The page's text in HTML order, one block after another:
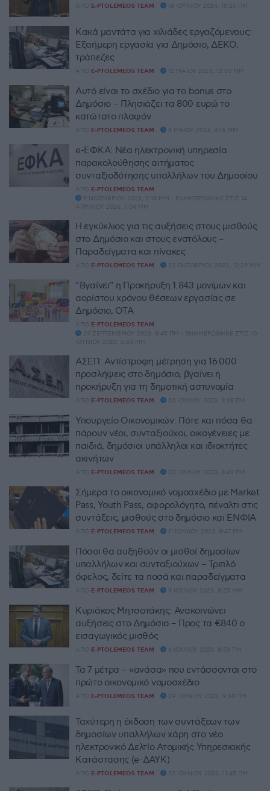
ΑΠΌ E-PTOLEMEOS TEAM 18 ΙΟΥΝΊΟΥ 2024, 10:25 ΠΜ
Κακά μαντάτα για χιλιάδες εργαζόμενους:
Εξαήμερη εργασία για Δημόσιο, ΔΕΚΟ,
τράπεζες
ΑΠΌ E-PTOLEMEOS TEAM 12 ΜΑΪ́ΟΥ 2024, 12:50 ΜΜ
Αυτό είναι το σχέδιο για το bonus στο
Δημόσιο – Πλησιάζει τα 800 ευρώ το
κατώτατο πλαφόν
ΑΠΌ E-PTOLEMEOS TEAM 8 ΜΑΪ́ΟΥ 2024, 4:16 ΜΜ
e-ΕΦΚΑ: Νέα ηλεκτρονική υπηρεσία
παρακολούθησης αιτήματος
συνταξιοδότησης υπαλλήλων του Δημοσίου
ΑΠΌ E-PTOLEMEOS TEAM
9 ΝΟΕΜΒΡΊΟΥ 2023, 2:18 ΜΜ - ΕΝΗΜΕΡΏΘΗΚΕ ΣΤΙΣ 14
ΑΠΡΙΛΊΟΥ 2026, 7:04 ΜΜ
Η εγκύκλιος για τις αυξήσεις στους μισθούς
στο Δημόσιο και στους ενστόλους –
Παραδείγματα και πίνακες
ΑΠΌ E-PTOLEMEOS TEAM 22 ΟΚΤΩΒΡΊΟΥ 2023, 12:29 ΜΜ
“Βγαίνει” η Προκήρυξη 1.843 μονίμων και
αορίστου χρόνου θέσεων εργασίας σε
Δημόσιο, ΟΤΑ
ΑΠΌ E-PTOLEMEOS TEAM
29 ΣΕΠΤΕΜΒΡΊΟΥ 2023, 8:45 ΠΜ - ΕΝΗΜΕΡΏΘΗΚΕ ΣΤΙΣ 10
ΙΟΥΝΊΟΥ 2025, 6:53 ΜΜ
ΑΣΕΠ: Αντίστροφη μέτρηση για 16.000
προσλήψεις στο δημόσιο, βγαίνει η
προκήρυξη για τη δημοτική αστυνομία
ΑΠΌ E-PTOLEMEOS TEAM 20 ΙΟΥΛΊΟΥ 2023, 9:28 ΠΜ
Υπουργείο Οικονομικών: Πότε και πόσα θα
πάρουν νέοι, συνταξιούχοι, οικογένειες με
παιδιά, δημόσιοι υπάλληλοι και ιδιοκτήτες
ακινήτων
ΑΠΌ E-PTOLEMEOS TEAM 20 ΙΟΥΛΊΟΥ 2023, 8:49 ΠΜ
Σήμερα το οικονομικό νομοσχέδιο με Market
Pass, Youth Pass, αφορολόγητο, πέναλτι στις
συντάξεις, μισθούς στο δημόσιο και ΕΝΦΙΑ
ΑΠΌ E-PTOLEMEOS TEAM 11 ΙΟΥΛΊΟΥ 2023, 8:47 ΠΜ
Πόσοι θα αυξηθούν οι μισθοί δημοσίων
υπαλλήλων και συνταξιούχων – Τριπλό
όφελος, δείτε τα ποσά και παραδείγματα
ΑΠΌ E-PTOLEMEOS TEAM 9 ΙΟΥΛΊΟΥ 2023, 8:25 ΜΜ
Κυριάκος Μητσοτάκης: Ανακοινώνει
αυξήσεις στο Δημόσιο – Προς τα €840 ο
εισαγωγικός μισθός
ΑΠΌ E-PTOLEMEOS TEAM 6 ΙΟΥΛΊΟΥ 2023, 8:53 ΠΜ
Τα 7 μέτρα – «ανάσα» που εντάσσονται στο
πρώτο οικονομικό νομοσχέδιο
ΑΠΌ E-PTOLEMEOS TEAM 29 ΙΟΥΝΊΟΥ 2023, 9:38 ΠΜ
Ταχύτερη η έκδοση των συντάξεων των
δημοσίων υπαλλήλων χάρη στο νέο
ηλεκτρονικό Δελτίο Ατομικής Υπηρεσιακής
Κατάστασης (e-ΔΑΥΚ)
ΑΠΌ E-PTOLEMEOS TEAM 22 ΙΟΥΝΊΟΥ 2023, 11:45 ΠΜ